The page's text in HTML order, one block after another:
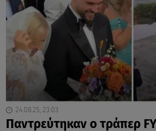
24.08.25, 23:03
Παντρεύτηκαν ο τράπερ FY